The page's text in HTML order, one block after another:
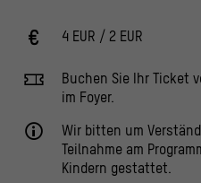
4 EUR / 2 EUR
Buchen Sie Ihr Ticket
im Foyer.
Wir bitten um
Teilnahme am
Kindern gestattet.